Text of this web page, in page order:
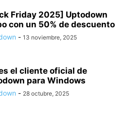
Friday 2025] Uptodown
con un 50% de descuento
- 13 noviembre, 2025
el cliente oficial de
para Windows
- 28 octubre, 2025